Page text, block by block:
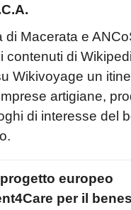
di Macerata e
contenuti di
Wikivoyage un
artigiane,
di interesse del
europeo
per il